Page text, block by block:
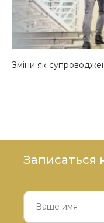
Зміни як
Записаться